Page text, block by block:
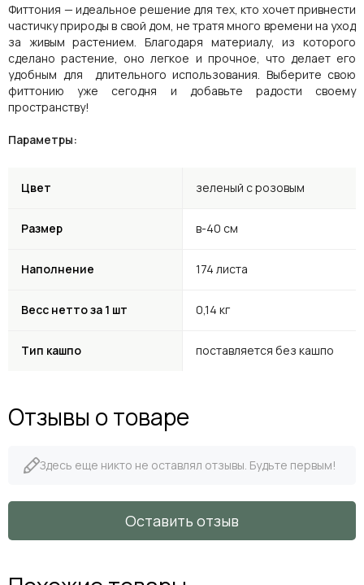
Фиттония — идеальное решение для тех, кто хочет привнести
частичку природы в свой дом, не тратя много времени на уход
за живым растением. Благодаря материалу, из которого
сделано растение, оно легкое и прочное, что делает его
удобным для длительного использования. Выберите свою
фиттонию уже сегодня и добавьте радости своему
пространству!
Параметры:
Цвет зеленый с розовым
Размер в-40 см
Наполнение 174 листа
Весс нетто за 1 шт 0,14 кг
Тип кашпо поставляется без кашпо
Отзывы о товаре
Здесь еще никто не оставлял отзывы. Будьте первым!
Оставить отзыв